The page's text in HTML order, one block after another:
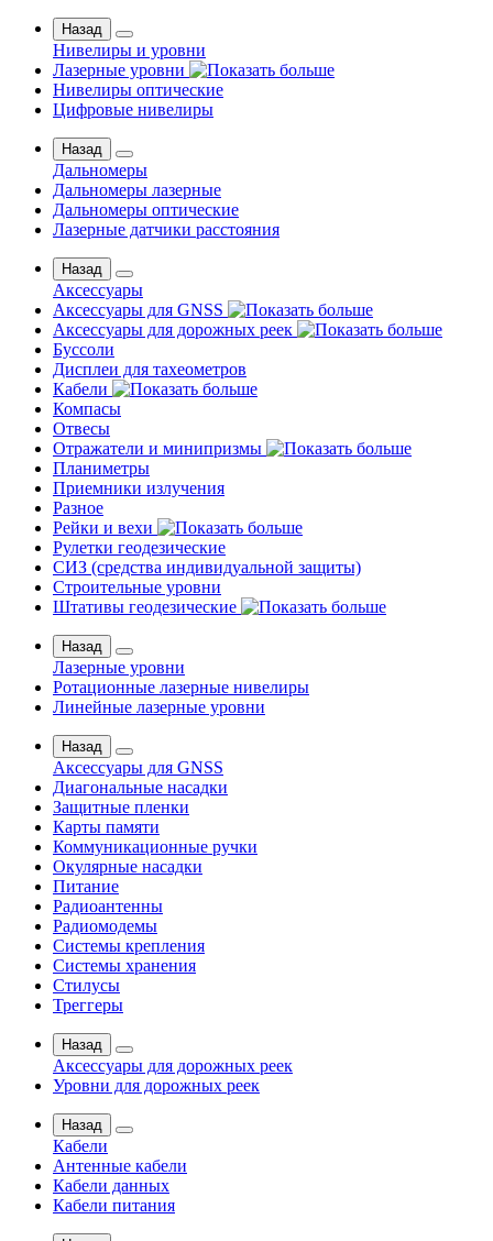
Назад
Нивелиры и уровни
Лазерные уровни
Нивелиры оптические
Цифровые нивелиры
Назад
Дальномеры
Дальномеры лазерные
Дальномеры оптические
Лазерные датчики расстояния
Назад
Аксессуары
Аксессуары для GNSS
Аксессуары для дорожных реек
Буссоли
Дисплеи для тахеометров
Кабели
Компасы
Отвесы
Отражатели и минипризмы
Планиметры
Приемники излучения
Разное
Рейки и вехи
Рулетки геодезические
СИЗ (средства индивидуальной защиты)
Строительные уровни
Штативы геодезические
Назад
Лазерные уровни
Ротационные лазерные нивелиры
Линейные лазерные уровни
Назад
Аксессуары для GNSS
Диагональные насадки
Защитные пленки
Карты памяти
Коммуникационные ручки
Окулярные насадки
Питание
Радиоантенны
Радиомодемы
Системы крепления
Системы хранения
Стилусы
Треггеры
Назад
Аксессуары для дорожных реек
Уровни для дорожных реек
Назад
Кабели
Антенные кабели
Кабели данных
Кабели питания